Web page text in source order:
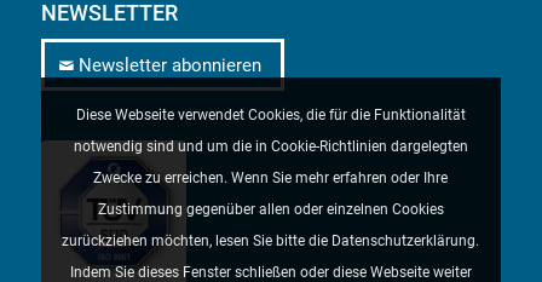
NEWSLETTER
Newsletter abonnieren
Diese Webseite verwendet Cookies, die für die Funktionalität
notwendig sind und um die in Cookie-Richtlinien dargelegten
Zwecke zu erreichen. Wenn Sie mehr erfahren oder Ihre
Zustimmung gegenüber allen oder einzelnen Cookies
zurückziehen möchten, lesen Sie bitte die Datenschutzerklärung.
Indem Sie dieses Fenster schließen oder diese Webseite weiter